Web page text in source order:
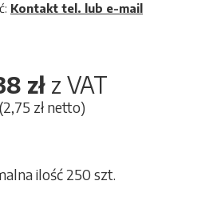
Kontakt tel. lub e-mail
zł z VAT
(2,75 zł netto)
ilość 250 szt.